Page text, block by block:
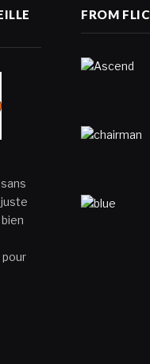
juste
pour
FROM